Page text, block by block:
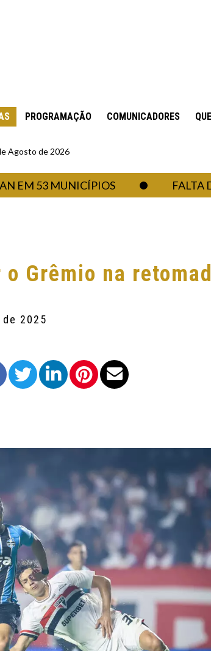
PROGRAMAÇÃO COMUNICADORES
Agosto de 2026
MUNICÍPIOS FALTA DE
Grêmio na
2025